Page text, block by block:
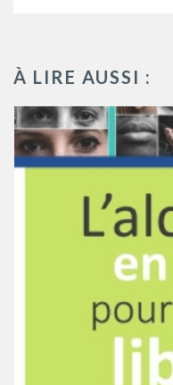
À LIRE AUSSI :